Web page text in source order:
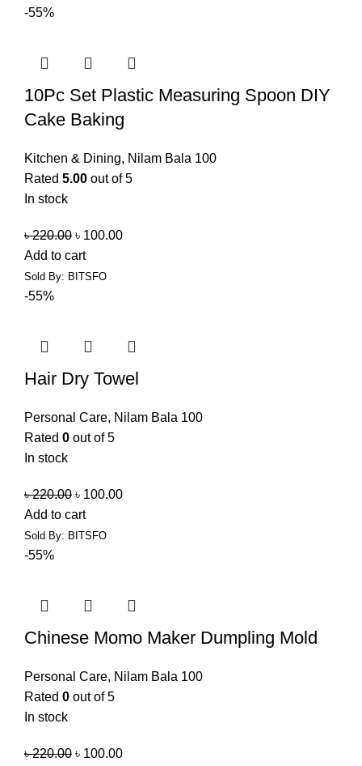
-55%
10Pc Set Plastic Measuring Spoon DIY
Cake Baking
Kitchen & Dining, Nilam Bala 100
Rated 5.00 out of 5
In stock
৳220.00 ৳ 100.00
Add to cart
Sold By: BITSFO
-55%
Hair Dry Towel
Personal Care, Nilam Bala 100
Rated 0 out of 5
In stock
৳220.00 ৳ 100.00
Add to cart
Sold By: BITSFO
-55%
Chinese Momo Maker Dumpling Mold
Personal Care, Nilam Bala 100
Rated 0 out of 5
In stock
৳220.00 ৳ 100.00